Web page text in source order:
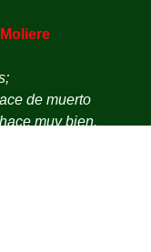
de muerto
muy bien.